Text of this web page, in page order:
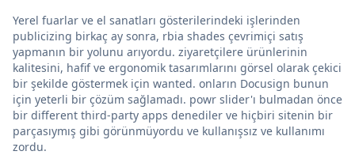
Yerel fuarlar ve el sanatları gösterilerindeki işlerinden
publicizing birkaç ay sonra, rbia shades çevrimiçi satış
yapmanın bir yolunu arıyordu. ziyaretçilere ürünlerinin
kalitesini, hafif ve ergonomik tasarımlarını görsel olarak çekici
bir şekilde göstermek için wanted. onların Docusign bunun
için yeterli bir çözüm sağlamadı. powr slider'ı bulmadan önce
bir different third-party apps denediler ve hiçbiri sitenin bir
parçasıymış gibi görünmüyordu ve kullanışsız ve kullanımı
zordu.